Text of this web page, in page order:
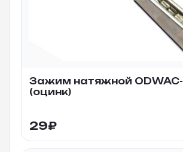
Зажим натяжной
(оцинк)
29₽